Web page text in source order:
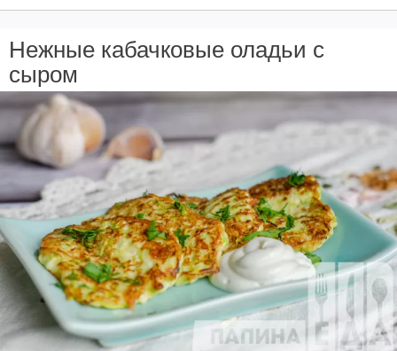
Нежные кабачковые оладьи с
сыром